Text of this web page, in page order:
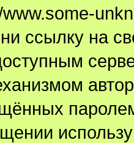
ссылку на